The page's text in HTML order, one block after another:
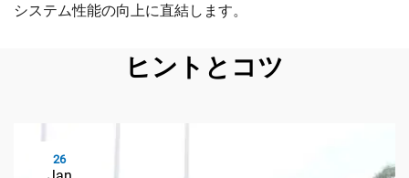
システム性能の向上に直結します。
ヒントとコツ
26